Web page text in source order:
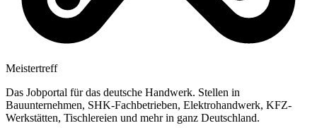
Meistertreff
Das Jobportal für das deutsche Handwerk. Stellen in
Bauunternehmen, SHK-Fachbetrieben, Elektrohandwerk, KFZ-
Werkstätten, Tischlereien und mehr in ganz Deutschland.